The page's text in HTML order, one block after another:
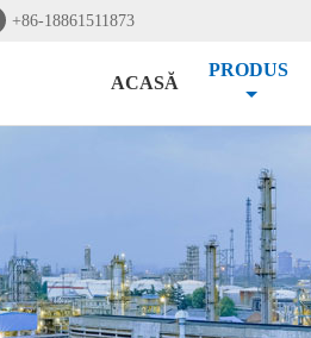
+86-18861511873
ACASĂ
PRODUS